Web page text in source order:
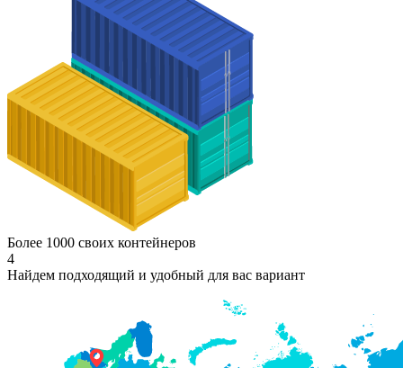
Более 1000 своих контейнеров
4
Найдем подходящий и удобный для вас вариант